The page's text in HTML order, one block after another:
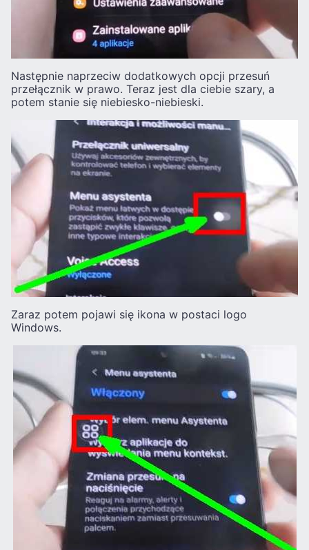
Następnie naprzeciw dodatkowych opcji przesuń
przełącznik w prawo. Teraz jest dla ciebie szary, a
potem stanie się niebiesko-niebieski.
Zaraz potem pojawi się ikona w postaci logo
Windows.